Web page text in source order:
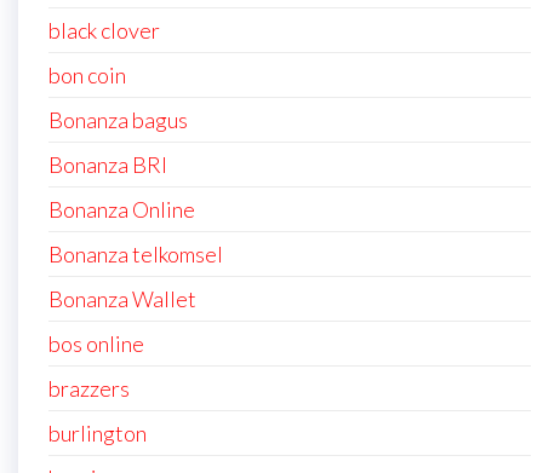
black clover
bon coin
Bonanza bagus
Bonanza BRI
Bonanza Online
Bonanza telkomsel
Bonanza Wallet
bos online
brazzers
burlington